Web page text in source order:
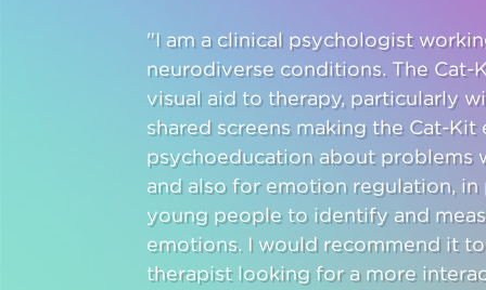
"I am a clinical psychologist
neurodiverse conditions. The
visual aid to therapy, particularly
shared screens making the Cat-
psychoeducation about problems
and also for emotion regulation,
young people to identify and
emotions. I would recommend it
therapist looking for a more